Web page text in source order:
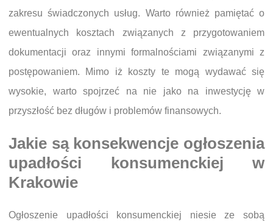
zakresu świadczonych usług. Warto również pamiętać o
ewentualnych kosztach związanych z przygotowaniem
dokumentacji oraz innymi formalnościami związanymi z
postępowaniem. Mimo iż koszty te mogą wydawać się
wysokie, warto spojrzeć na nie jako na inwestycję w
przyszłość bez długów i problemów finansowych.
Jakie są konsekwencje ogłoszenia
upadłości konsumenckiej w
Krakowie
Ogłoszenie upadłości konsumenckiej niesie ze sobą